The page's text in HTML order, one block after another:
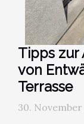
Tipps zur
von
Terrasse
30. November